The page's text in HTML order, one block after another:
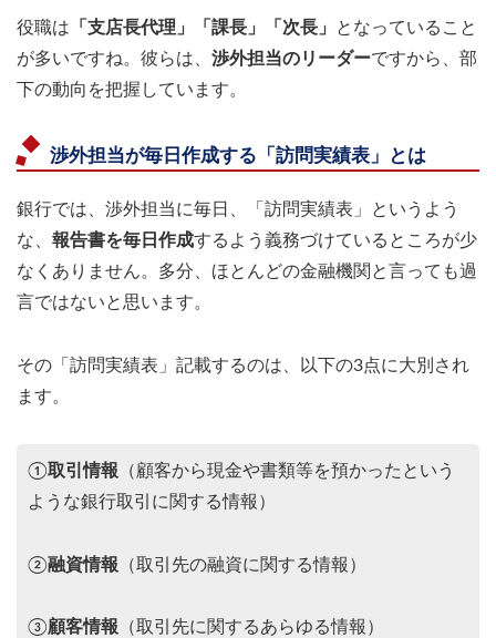
役職は 「支店長代理」「課長」「次長」
となっていること
が多いですね。彼らは、 渉外担当のリーダーですから、部
下の動向を把握しています。
渉外担当が毎日作成する「訪問実績表」とは
銀行では、渉外担当に毎日、「訪問実績表」というよう
な、 報告書を毎日作成するよう義務づけているところが少
なくありません。多分、ほとんどの金融機関と言っても過
言ではないと思います。
その「訪問実績表」記載するのは、以下の3点に大別され
ます。
①取引情報 （顧客から現金や書類等を預かったという
ような銀行取引に関する情報）
②融資情報 （取引先の融資に関する情報）
③顧客情報 （取引先に関するあらゆる情報）